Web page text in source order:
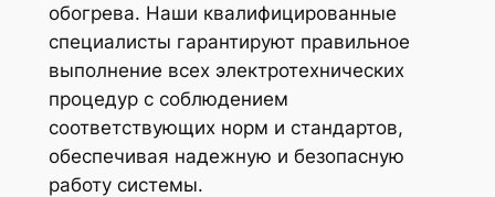
обогрева. Наши квалифицированные
специалисты гарантируют правильное
выполнение всех электротехнических
процедур с соблюдением
соответствующих норм и стандартов,
обеспечивая надежную и безопасную
работу системы.